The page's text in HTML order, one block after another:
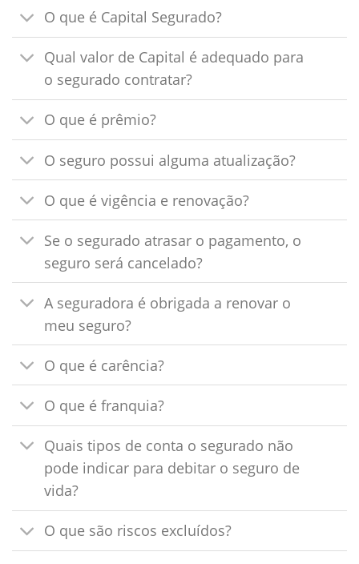
O que é Capital Segurado?
Qual valor de Capital é adequado para
o segurado contratar?
O que é prêmio?
O seguro possui alguma atualização?
O que é vigência e renovação?
Se o segurado atrasar o pagamento, o
seguro será cancelado?
A seguradora é obrigada a renovar o
meu seguro?
O que é carência?
O que é franquia?
Quais tipos de conta o segurado não
pode indicar para debitar o seguro de
vida?
O que são riscos excluídos?